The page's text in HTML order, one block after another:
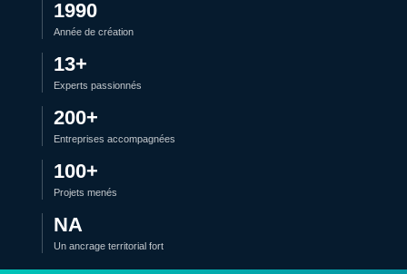
1990
Année de création
13+
Experts passionnés
200+
Entreprises accompagnées
100+
Projets menés
NA
Un ancrage territorial fort